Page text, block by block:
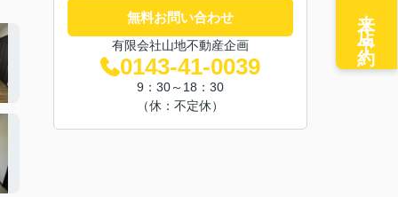
無料お問い合わせ
有限会社山地不動産企画
0143-41-0039
9：30～18：30
（休：不定休）
来店予約